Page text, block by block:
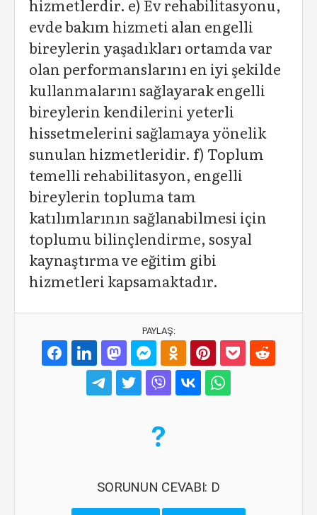
hizmetlerdir. e) Ev rehabilitasyonu,
evde bakım hizmeti alan engelli
bireylerin yaşadıkları ortamda var
olan performanslarını en iyi şekilde
kullanmalarını sağlayarak engelli
bireylerin kendilerini yeterli
hissetmelerini sağlamaya yönelik
sunulan hizmetleridir. f) Toplum
temelli rehabilitasyon, engelli
bireylerin topluma tam
katılımlarının sağlanabilmesi için
toplumu bilinçlendirme, sosyal
kaynaştırma ve eğitim gibi
hizmetleri kapsamaktadır.
PAYLAŞ:
SORUNUN CEVABI: D